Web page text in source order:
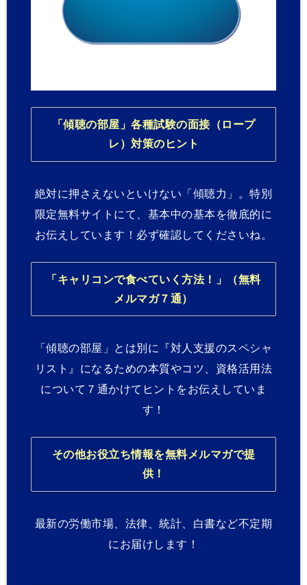
「傾聴の部屋」各種試験の面接（ロープ
レ）対策のヒント
絶対に押さえないといけない「傾聴力」。特別
限定無料サイトにて、基本中の基本を徹底的に
お伝えしています！必ず確認してくださいね。
「キャリコンで食べていく方法！」（無料
メルマガ７通）
「傾聴の部屋」とは別に『対人支援のスペシャ
リスト』になるための本質やコツ、資格活用法
について７通かけてヒントをお伝えしていま
す！
その他お役立ち情報を無料メルマガで提
供！
最新の労働市場、法律、統計、白書など不定期
にお届けします！